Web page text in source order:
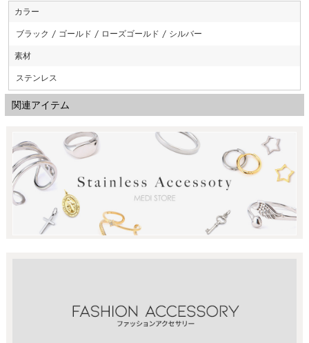
カラー
ブラック / ゴールド / ローズゴールド / シルバー
素材
ステンレス
関連アイテム